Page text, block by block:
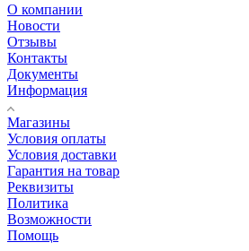
О компании
Новости
Отзывы
Контакты
Документы
Информация
Магазины
Условия оплаты
Условия доставки
Гарантия на товар
Реквизиты
Политика
Возможности
Помощь